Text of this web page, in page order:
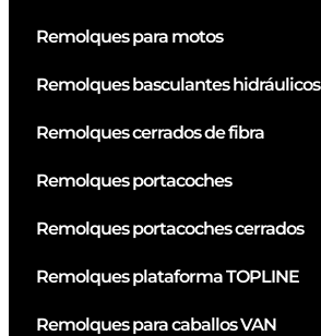
Remolques para motos
Remolques basculantes hidráulicos
Remolques cerrados de fibra
Remolques portacoches
Remolques portacoches cerrados
Remolques plataforma TOPLINE
Remolques para caballos VAN